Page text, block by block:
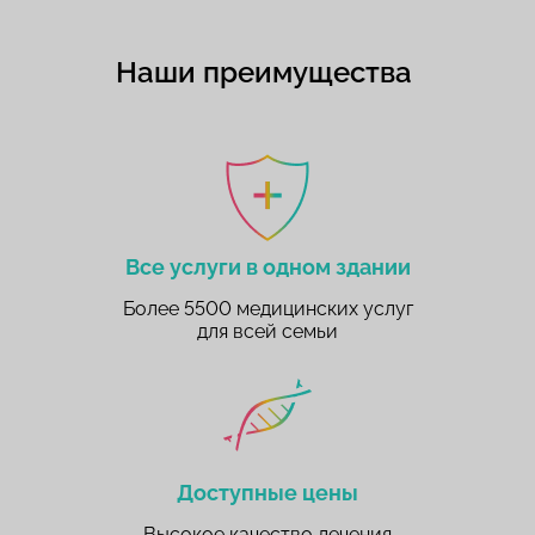
Наши преимущества
Все услуги в одном здании
Более 5500 медицинских услуг
для всей семьи
Доступные цены